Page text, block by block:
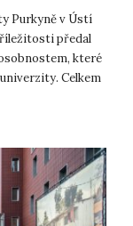
Purkyně v Ústí
předal
které
Celkem